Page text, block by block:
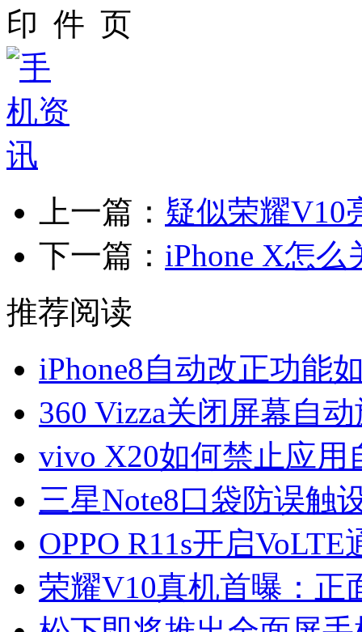
上一篇： 疑似荣耀V10
下一篇： iPhone X怎
推荐阅读
iPhone8自动改正功能
360 Vizza关闭屏幕自
vivo X20如何禁止应用
三星Note8口袋防误触
OPPO R11s开启VoLTE
荣耀V10真机首曝：正